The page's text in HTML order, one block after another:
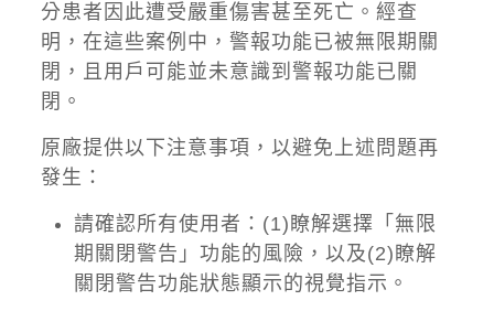
分患者因此遭受嚴重傷害甚至死亡。經查
明，在這些案例中，警報功能已被無限期關
閉，且用戶可能並未意識到警報功能已關
閉。
原廠提供以下注意事項，以避免上述問題再
發生：
請確認所有使用者：(1)瞭解選擇「無限
期關閉警告」功能的風險，以及(2)瞭解
關閉警告功能狀態顯示的視覺指示。